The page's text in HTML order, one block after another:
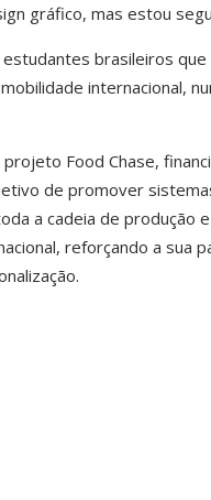
gráfico, mas estou
brasileiros que
internacional,
Food Chase,
de promover
a cadeia de produção
reforçando a sua